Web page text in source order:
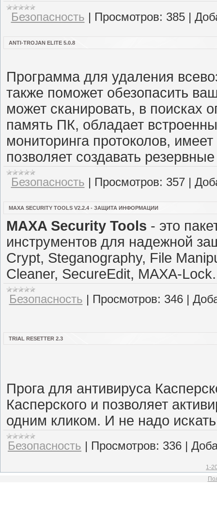
Безопасность | Просмотров: 385|
ANTI-TROJAN ELITE 5.0.8
Программа для удаления
также поможет обезопасить
может сканировать, в поисках
память ПК, обладает
мониторинга протоколов,
позволяет создавать
Безопасность | Просмотров: 357|
MAXA SECURITY TOOLS V2.2.4 - ЗАЩИТА ИНФОРМАЦИИ
MAXA Security Tools - это
инструментов для надежной
Crypt, Steganography, File
Cleaner, SecureEdit, MAXA-Lock.
Безопасность | Просмотров: 346|
TRIAL RESETTER 2.3
Прога для антивируса
Касперского и позволяет
одним кликом. И не надо
Безопасность | Просмотров: 336 |
1-